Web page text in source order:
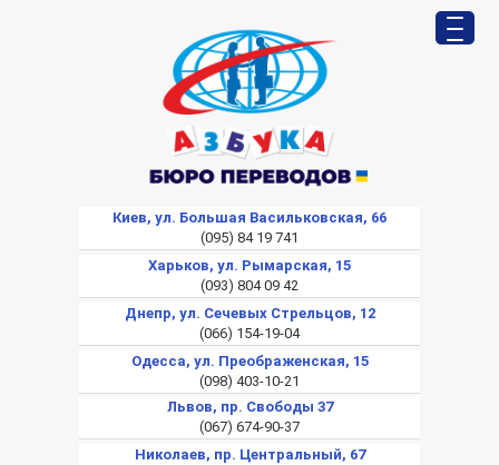
Киев, ул. Большая Васильковская, 66
(095) 84 19 741
Харьков, ул. Рымарская, 15
(093) 804 09 42
Днепр, ул. Сечевых Стрельцов, 12
(066) 154-19-04
Одесса, ул. Преображенская, 15
(098) 403-10-21
Львов, пр. Свободы 37
(067) 674-90-37
Николаев, пр. Центральный, 67